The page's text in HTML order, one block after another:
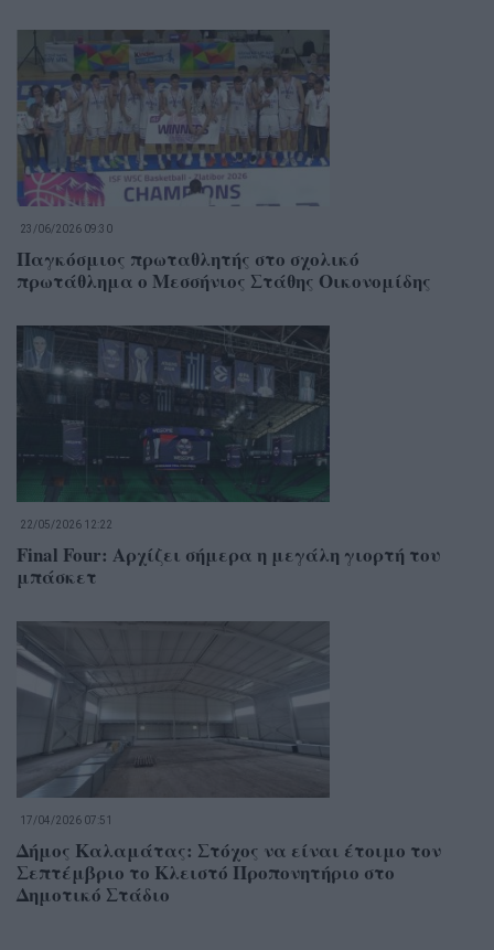
23/06/2026 09:30
Παγκόσμιος πρωταθλητής στο σχολικό
πρωτάθλημα ο Μεσσήνιος Στάθης Οικονομίδης
22/05/2026 12:22
Final Four: Αρχίζει σήμερα η μεγάλη γιορτή του
μπάσκετ
17/04/2026 07:51
Δήμος Καλαμάτας: Στόχος να είναι έτοιμο τον
Σεπτέμβριο το Κλειστό Προπονητήριο στο
Δημοτικό Στάδιο